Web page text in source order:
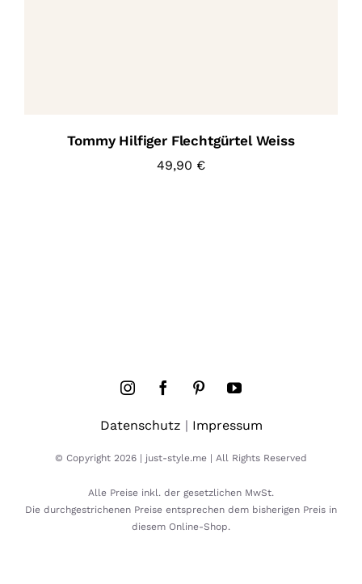
Tommy Hilfiger Flechtgürtel Weiss
49,90 €
Datenschutz | Impressum
© Copyright 2026 | just-style.me | All Rights Reserved
Alle Preise inkl. der gesetzlichen MwSt.
Die durchgestrichenen Preise entsprechen dem bisherigen Preis in
diesem Online-Shop.